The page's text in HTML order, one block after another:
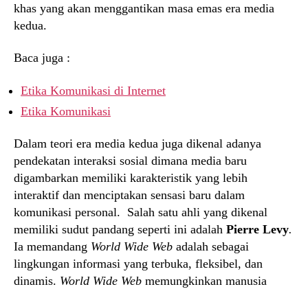
khas yang akan menggantikan masa emas era media
kedua.
Baca juga :
Etika Komunikasi di Internet
Etika Komunikasi
Dalam teori era media kedua juga dikenal adanya
pendekatan interaksi sosial dimana media baru
digambarkan memiliki karakteristik yang lebih
interaktif dan menciptakan sensasi baru dalam
komunikasi personal. Salah satu ahli yang dikenal
memiliki sudut pandang seperti ini adalah Pierre Levy.
Ia memandang World Wide Web adalah sebagai
lingkungan informasi yang terbuka, fleksibel, dan
dinamis. World Wide Web memungkinkan manusia